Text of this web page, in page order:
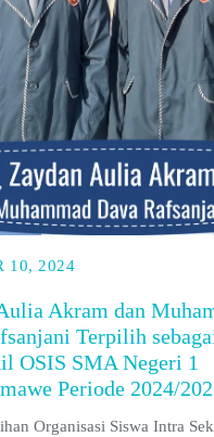
10, 2024
Akram dan
Terpilih
OSIS SMA Negeri 1
Periode 2024/
Organisasi Siswa Intra